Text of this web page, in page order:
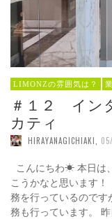
LIMONZの雰囲気は？
＃１２ イン
カティ
HIRAYANAGICHIAKI
こんにちわ☀︎ 本日は
こうかなと思います
務を行っているのです
務も行っています。